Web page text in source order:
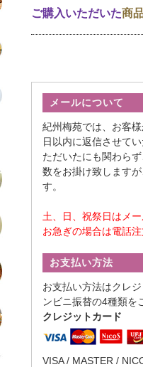
ご購入いただいた商
メールについて
紀州梅苑では、お客
日以内に返信させて
ただいたにも関わら
数をお掛け致します
す。
土、日、祝祭日はメ
お急ぎの場合は電話注
お支払い方法
お支払い方法はクレ
ンビニ振替の4種類を
クレジットカード
VISA / MASTER /